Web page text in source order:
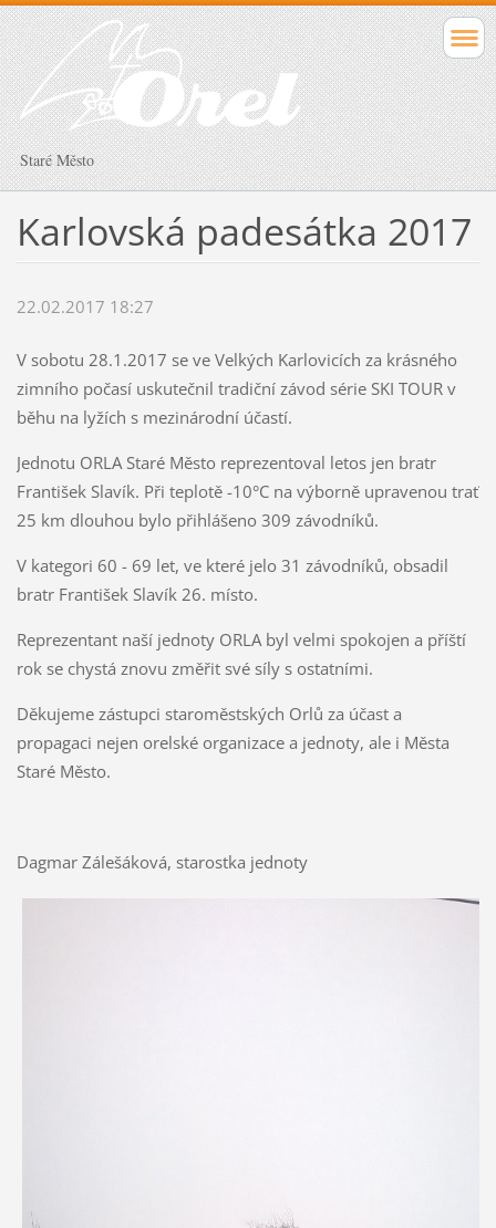
Staré Město
Karlovská padesátka 2017
22.02.2017 18:27
V sobotu 28.1.2017 se ve Velkých Karlovicích za krásného
zimního počasí uskutečnil tradiční závod série SKI TOUR v
běhu na lyžích s mezinárodní účastí.
Jednotu ORLA Staré Město reprezentoval letos jen bratr
František Slavík. Při teplotě -10°C na výborně upravenou trať
25 km dlouhou bylo přihlášeno 309 závodníků.
V kategori 60 - 69 let, ve které jelo 31 závodníků, obsadil
bratr František Slavík 26. místo.
Reprezentant naší jednoty ORLA byl velmi spokojen a příští
rok se chystá znovu změřit své síly s ostatními.
Děkujeme zástupci staroměstských Orlů za účast a
propagaci nejen orelské organizace a jednoty, ale i Města
Staré Město.
Dagmar Zálešáková, starostka jednoty